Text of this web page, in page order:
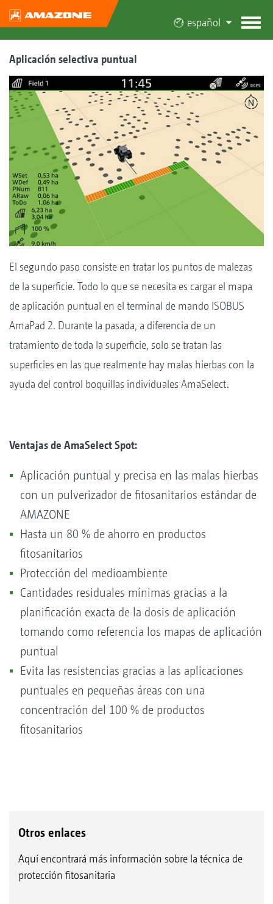
español
Aplicación selectiva puntual
El segundo paso consiste en tratar los puntos de malezas
de la superficie. Todo lo que se necesita es cargar el mapa
de aplicación puntual en el terminal de mando ISOBUS
AmaPad 2. Durante la pasada, a diferencia de un
tratamiento de toda la superficie, solo se tratan las
superficies en las que realmente hay malas hierbas con la
ayuda del control boquillas individuales AmaSelect.
Ventajas de AmaSelect Spot:
Aplicación puntual y precisa en las malas hierbas
con un pulverizador de fitosanitarios estándar de
AMAZONE
Hasta un 80 % de ahorro en productos
fitosanitarios
Protección del medioambiente
Cantidades residuales mínimas gracias a la
planificación exacta de la dosis de aplicación
tomando como referencia los mapas de aplicación
puntual
Evita las resistencias gracias a las aplicaciones
puntuales en pequeñas áreas con una
concentración del 100 % de productos
fitosanitarios
Otros enlaces
Aquí encontrará más información sobre la técnica de
protección fitosanitaria